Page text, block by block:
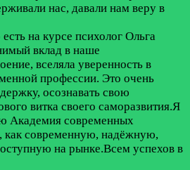
нас, давали нам веру в
на курсе психолог Ольга
вклад в наше
вселяла уверенность в
профессии. Это очень
осознавать свою
витка своего саморазвития.Я
Академия современных
как современную, надёжную,
на рынке.Всем успехов в